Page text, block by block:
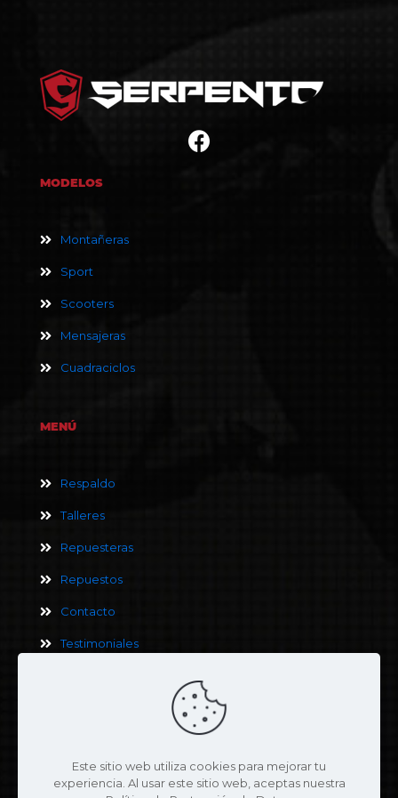
MODELOS
Montañeras
Sport
Scooters
Mensajeras
Cuadraciclos
MENÚ
Respaldo
Talleres
Repuesteras
Repuestos
Contacto
Testimoniales
Términos y Condiciones
Política de Privacidad
Este sitio web utiliza cookies para mejorar tu
experiencia. Al usar este sitio web, aceptas nuestra